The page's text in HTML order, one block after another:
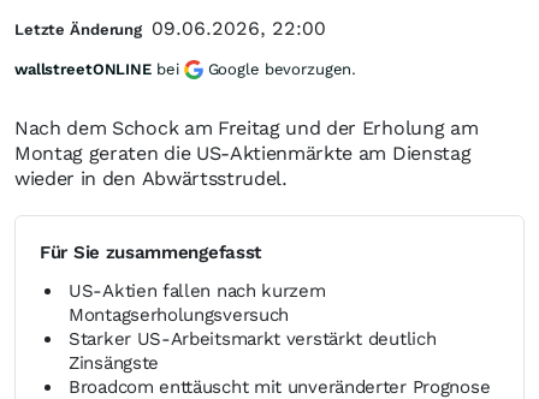
Nach dem Schock am Freitag und der Erholung am
Montag geraten die US-Aktienmärkte am Dienstag
wieder in den Abwärtsstrudel.
Für Sie zusammengefasst
US-Aktien fallen nach kurzem
Montagserholungsversuch
Starker US-Arbeitsmarkt verstärkt deutlich
Zinsängste
Broadcom enttäuscht mit unveränderter Prognose
Letzte Änderung 09.06.2026, 22:00
wallstreetONLINE bei Google bevorzugen.